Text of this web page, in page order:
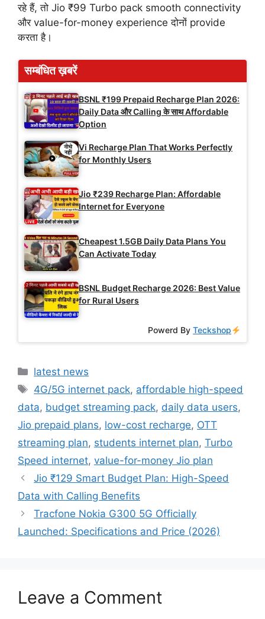
रहे हैं, तो Jio ₹99 Turbo pack smooth connectivity
और value-for-money experience दोनों provide
करता है।
सम्बंधित ख़बरें
BSNL ₹199 Prepaid Recharge Plan 2026:
Daily Data और Calling के साथ Affordable
Option
Vi Recharge Plan That Works Perfectly
for Monthly Users
Jio ₹239 Recharge Plan: Affordable
Internet for Everyone
Cheapest 1.5GB Daily Data Plans You
Can Activate Today
BSNL Budget Recharge 2026: Best Value
for Rural Users
Powerd ByTeckshop
Categories
latest news
Tags
4G/5G internet pack, affordable high-speed
data, budget streaming pack, daily data users,
Jio prepaid plans, low-cost recharge, OTT
streaming plan, students internet plan, Turbo
Speed internet, value-for-money Jio plan
Jio ₹129 Smart Budget Plan: High-Speed
Data with Calling Benefits
Tracfone Nokia G300 5G Officially
Launched: Specifications and Price (2026)
Leave a Comment